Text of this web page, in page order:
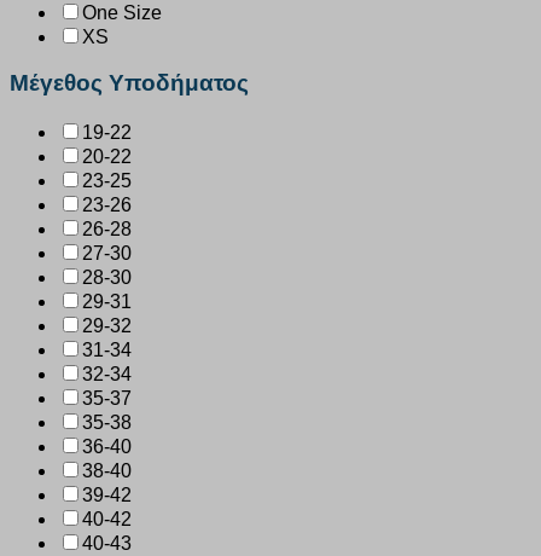
One Size
XS
Μέγεθος Υποδήματος
19-22
20-22
23-25
23-26
26-28
27-30
28-30
29-31
29-32
31-34
32-34
35-37
35-38
36-40
38-40
39-42
40-42
40-43